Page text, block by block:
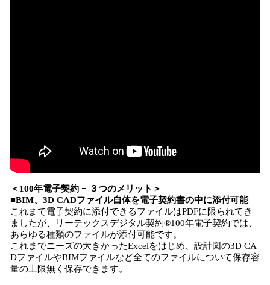
＜100年電子契約 − ３つのメリット＞
■BIM、3D CADファイル自体を電子契約書の中に添付可能
これまで電子契約に添付できるファイルはPDFに限られてき
ましたが、リーテックスデジタル契約®100年電子契約では、
あらゆる種類のファイルが添付可能です。
これまでニーズの大きかったExcelをはじめ、設計図の3D CA
DファイルやBIMファイルなど全てのファイルについて保存容
量の上限無く保存できます。